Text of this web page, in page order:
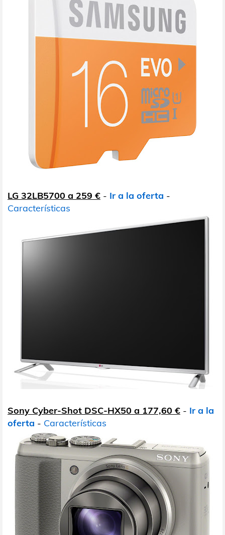
LG 32LB5700 a 259 € - Ir a la oferta -
Características
Sony Cyber-Shot DSC-HX50 a 177,60 € - Ir a la
oferta - Características